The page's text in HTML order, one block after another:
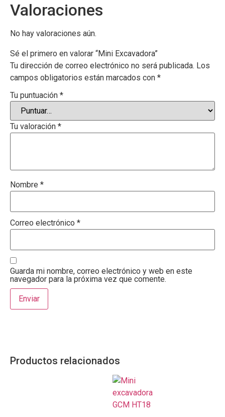
Valoraciones
No hay valoraciones aún.
Sé el primero en valorar “Mini Excavadora”
Tu dirección de correo electrónico no será publicada. Los
campos obligatorios están marcados con *
Tu puntuación *
Tu valoración *
Nombre *
Correo electrónico *
Guarda mi nombre, correo electrónico y web en este
navegador para la próxima vez que comente.
Productos relacionados